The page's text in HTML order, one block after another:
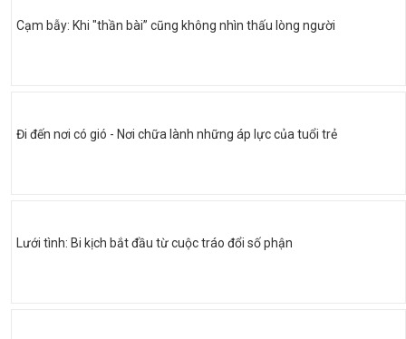
Cạm bẫy: Khi "thần bài” cũng không nhìn thấu lòng người
Đi đến nơi có gió - Nơi chữa lành những áp lực của tuổi trẻ
Lưới tình: Bi kịch bắt đầu từ cuộc tráo đổi số phận